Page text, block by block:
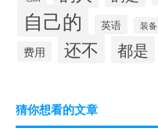
自己的 英语 装备
费用 还不 都是
猜你想看的文章